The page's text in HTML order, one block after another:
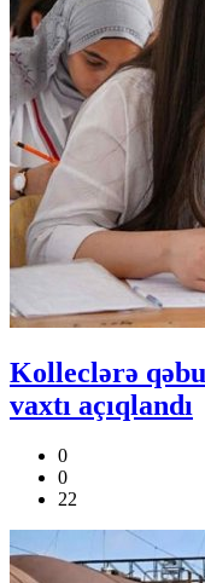
Kolleclərə
vaxtı açıqlandı
0
0
22